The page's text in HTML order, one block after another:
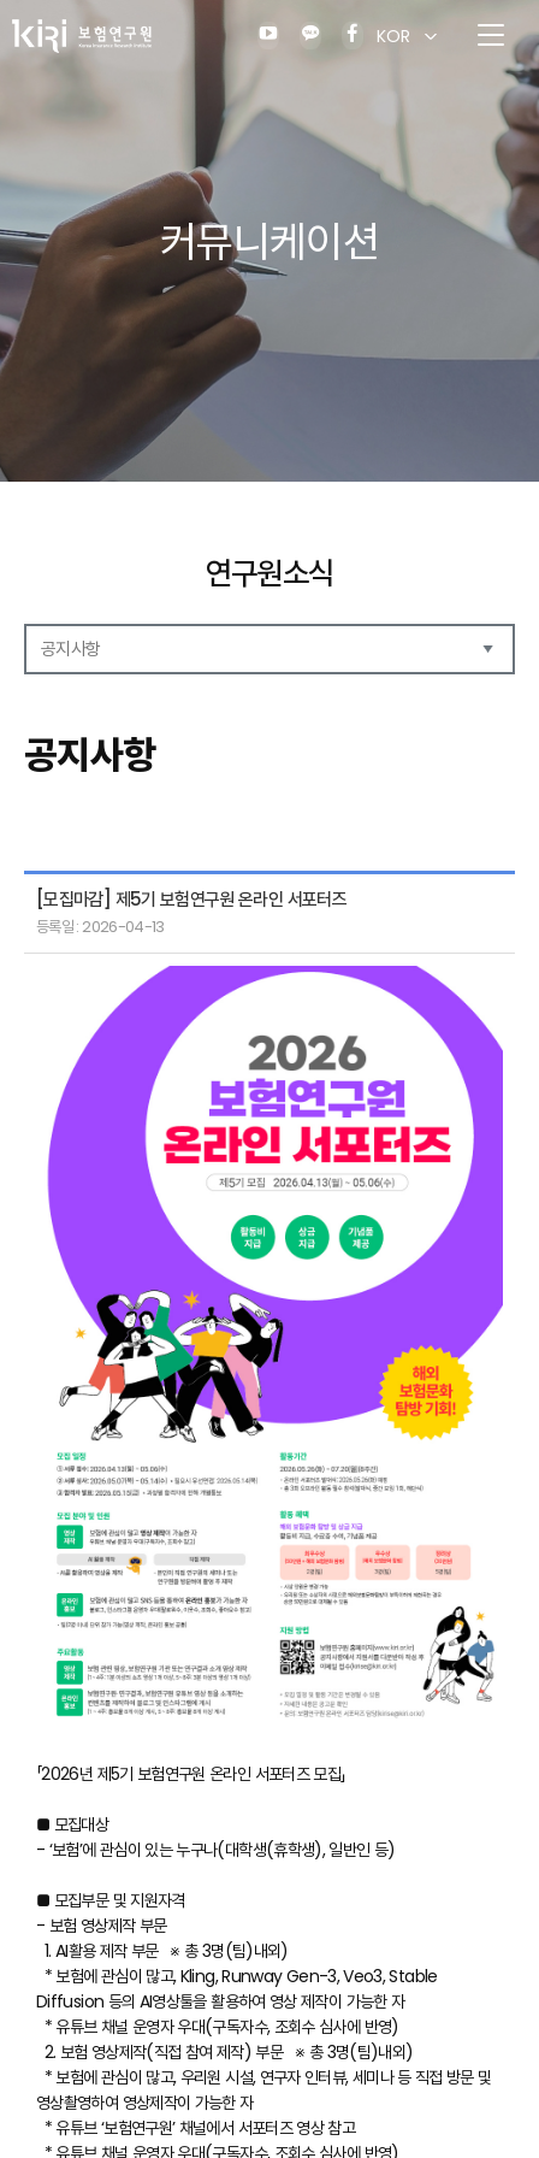
KOR
커뮤니케이션
연구원소식
공지사항
언론기고
연구원동정
공지사항
[모집마감] 제5기 보험연구원 온라인 서포터즈
등록일 : 2026-04-13
「2026년 제5기 보험연구원 온라인 서포터즈 모집」
■ 모집대상
- ‘보험’에 관심이 있는 누구나(대학생(휴학생), 일반인 등)
■ 모집부문 및 지원자격
- 보험 영상제작 부문
1. AI활용 제작 부문 ※ 총 3명(팀)내외)
* 보험에 관심이 많고, Kling, Runway Gen-3, Veo3, Stable
Diffusion 등의 AI영상툴을 활용하여 영상 제작이 가능한 자
* 유튜브 채널 운영자 우대(구독자수, 조회수 심사에 반영)
2. 보험 영상제작(직접 참여 제작) 부문 ※ 총 3명(팀)내외)
* 보험에 관심이 많고, 우리원 시설, 연구자 인터뷰, 세미나 등 직접 방문 및
영상촬영하여 영상제작이 가능한 자
* 유튜브 ‘보험연구원’ 채널에서 서포터즈 영상 참고
* 유튜브 채널 운영자 우대(구독자수, 조회수 심사에 반영)